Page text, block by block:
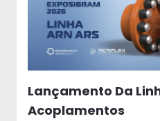
Lançamento Da
Acoplamentos